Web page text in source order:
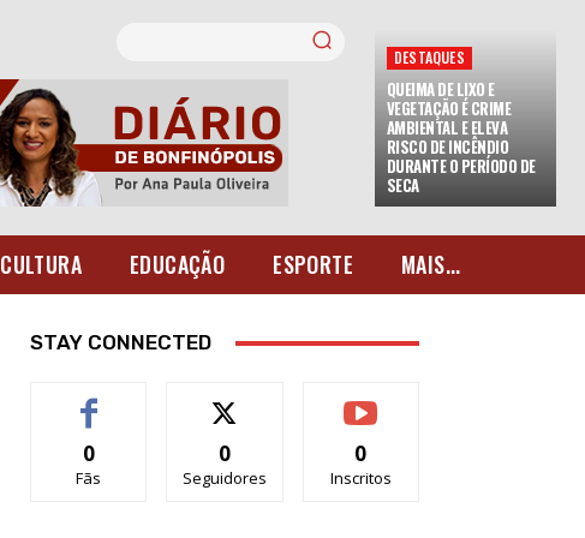
DESTAQUES
QUEIMA DE LIXO E
VEGETAÇÃO É CRIME
AMBIENTAL E ELEVA
RISCO DE INCÊNDIO
DURANTE O PERÍODO DE
SECA
CULTURA EDUCAÇÃO ESPORTE MAIS...
STAY CONNECTED
0
Fãs
0
Seguidores
0
Inscritos